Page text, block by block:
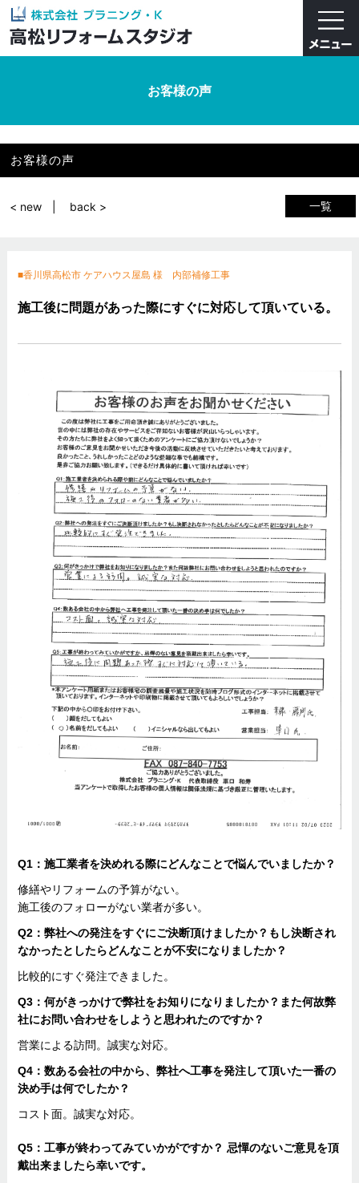
お客様の声
お客様の声
一覧
< new back >
香川県高松市 ケアハウス屋島 様 内部補修工事
施工後に問題があった際にすぐに対応して頂いている。
Q1：施工業者を決めれる際にどんなことで悩んでいましたか？
修繕やリフォームの予算がない。
施工後のフォローがない業者が多い。
Q2：弊社への発注をすぐにご決断頂けましたか？もし決断され
なかったとしたらどんなことが不安になりましたか？
比較的にすぐ発注できました。
Q3：何がきっかけで弊社をお知りになりましたか？また何故弊
社にお問い合わせをしようと思われたのですか？
営業による訪問。誠実な対応。
Q4：数ある会社の中から、弊社へ工事を発注して頂いた一番の
決め手は何でしたか？
コスト面。誠実な対応。
Q5：工事が終わってみていかがですか？ 忌憚のないご意見を頂
戴出来ましたら幸いです。